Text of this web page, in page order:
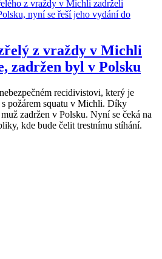
z vraždy v Michli
zadržen byl v Polsku
recidivistovi, který je
požárem squatu v Michli. Díky
zadržen v Polsku. Nyní se čeká na
kde bude čelit trestnímu stíhání.